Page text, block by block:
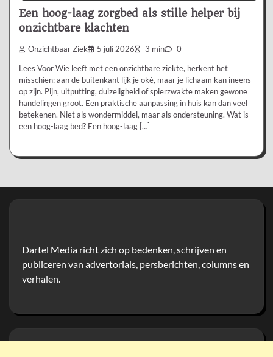
Een hoog-laag zorgbed als stille helper bij
onzichtbare klachten
Onzichtbaar Ziek 5 juli 2026 3 min 0
Lees Voor Wie leeft met een onzichtbare ziekte, herkent het
misschien: aan de buitenkant lijk je oké, maar je lichaam kan ineens
op zijn. Pijn, uitputting, duizeligheid of spierzwakte maken gewone
handelingen groot. Een praktische aanpassing in huis kan dan veel
betekenen. Niet als wondermiddel, maar als ondersteuning. Wat is
een hoog-laag bed? Een hoog-laag […]
Dartel Media richt zich op bedenken, schrijven en
publiceren van advertorials, persberichten, columns en
verhalen.